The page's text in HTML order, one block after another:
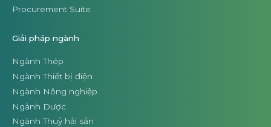
Procurement Suite
Giải pháp ngành
Ngành Thép
Ngành Thiết bị điện
Ngành Nông nghiệp
Ngành Dược
Ngành Thuỷ hải sản